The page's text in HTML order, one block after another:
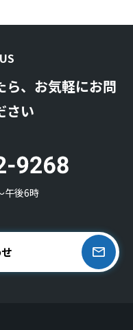
ら、お気軽にお問
さい
午後6時